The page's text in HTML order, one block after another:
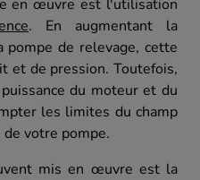
en œuvre est l'utilisation
. En augmentant la
de relevage, cette
et de pression. Toutefois,
du moteur et du
les limites du champ
votre pompe.
mis en œuvre est la